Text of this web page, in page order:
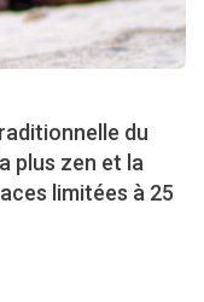
du
plus zen et la
limitées à 25